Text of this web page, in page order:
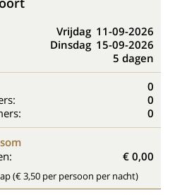
Vrijdag 11-09-2026
Dinsdag 15-09-2026
5 dagen
0
0
0
€ 0,00
(€ 3,50 per persoon per nacht)